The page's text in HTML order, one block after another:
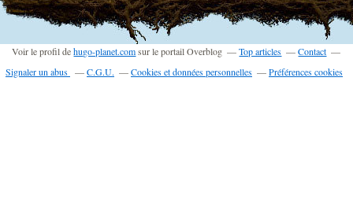
Voir le profil dehugo-planet.comsur le portail Overblog Top articles
Contact
Signaler un abus
C.G.U. Cookies et données personnelles Préférences cookies